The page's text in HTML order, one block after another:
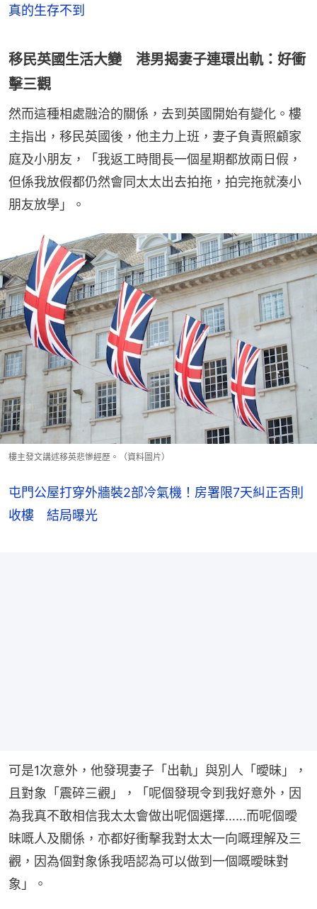
真的生存不到
移民英國生活大變 港男揭妻子連環出軌：好衝
擊三觀
然而這種相處融洽的關係，去到英國開始有變化。樓
主指出，移民英國後，他主力上班，妻子負責照顧家
庭及小朋友，「我返工時間長一個星期都放兩日假，
但係我放假都仍然會同太太出去拍拖，拍完拖就湊小
朋友放學」。
樓主發文講述移英悲慘經歷。（資料圖片）
屯門公屋打穿外牆裝2部冷氣機！房署限7天糾正否則
收樓 結局曝光
可是1次意外，他發現妻子「出軌」與別人「曖昧」，
且對象「震碎三觀」，「呢個發現令到我好意外，因
為我真不敢相信我太太會做出呢個選擇……而呢個曖
昧嘅人及關係，亦都好衝擊我對太太一向嘅理解及三
觀，因為個對象係我唔認為可以做到一個嘅曖昧對
象」。